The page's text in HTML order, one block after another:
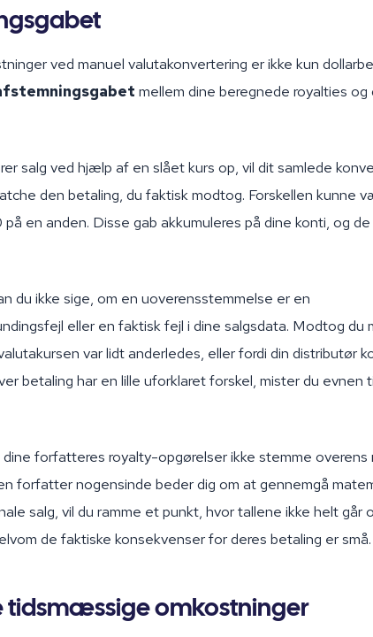
ved manuel valutakonvertering er ikke kun
mellem dine beregnede royalties og
salg ved hjælp af en slået kurs op, vil dit samlede
den betaling, du faktisk modtog. Forskellen kunne
på en anden. Disse gab akkumuleres på dine konti, og
du ikke sige, om en uoverensstemmelse er en
eller en faktisk fejl i dine salgsdata. Modtog du
var lidt anderledes, eller fordi din distributør
betaling har en lille uforklaret forskel, mister du evnen
dine forfatteres royalty-opgørelser ikke stemme overens
forfatter nogensinde beder dig om at gennemgå
salg, vil du ramme et punkt, hvor tallene ikke helt går
de faktiske konsekvenser for deres betaling er små.
tidsmæssige omkostninger